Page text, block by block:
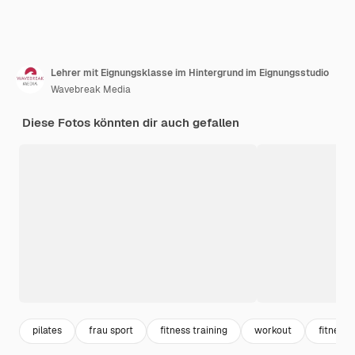
Lehrer mit Eignungsklasse im Hintergrund im Eignungsstudio
Wavebreak Media
Diese Fotos könnten dir auch gefallen
pilates frau sport fitness training workout fitness